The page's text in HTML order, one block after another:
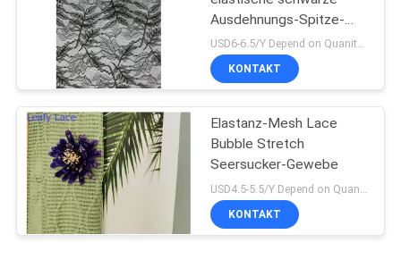
Tulle Mesh Fabric
Ausdehnungs-Spitze-
Gewebe-Ordnung für
Frauen an
USD6-6.5/Y Depend on Quanity MOQ:10yards
KONTAKT
Elastanz-Mesh Lace
Bubble Stretch
Seersucker-Gewebe
USD4.5-5.5/Y Depend on Quanity MOQ:10yards
KONTAKT